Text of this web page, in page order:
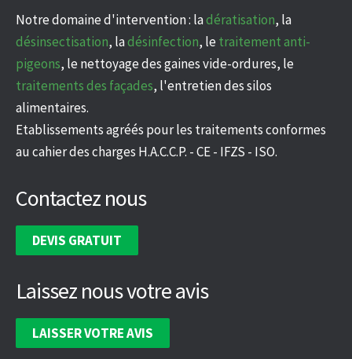
Notre domaine d'intervention : ladératisation, la
désinsectisation, ladésinfection, le traitement anti-
pigeons, le nettoyage des gaines vide-ordures, le
traitements des façades, l'entretien des silos
alimentaires.
Etablissements agréés pour les traitements conformes
au cahier des charges H.A.C.C.P. - CE - IFZS - ISO.
Contactez nous
DEVIS GRATUIT
Laissez nous votre avis
LAISSER VOTRE AVIS